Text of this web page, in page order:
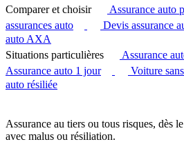
Comparer et choisir
Assurance auto
assurances auto
Devis assurance
auto AXA
Situations particulières
Assurance
Assurance auto 1 jour
Voiture
auto résiliée
Assurance au tiers ou tous risques, dès
avec malus ou résiliation.